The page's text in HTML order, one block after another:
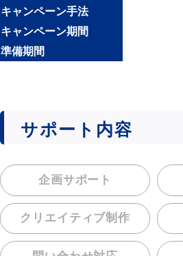
キャンペーン手法
キャンペーン期間
準備期間
サポート内容
企画サポート
クリエイティブ制作